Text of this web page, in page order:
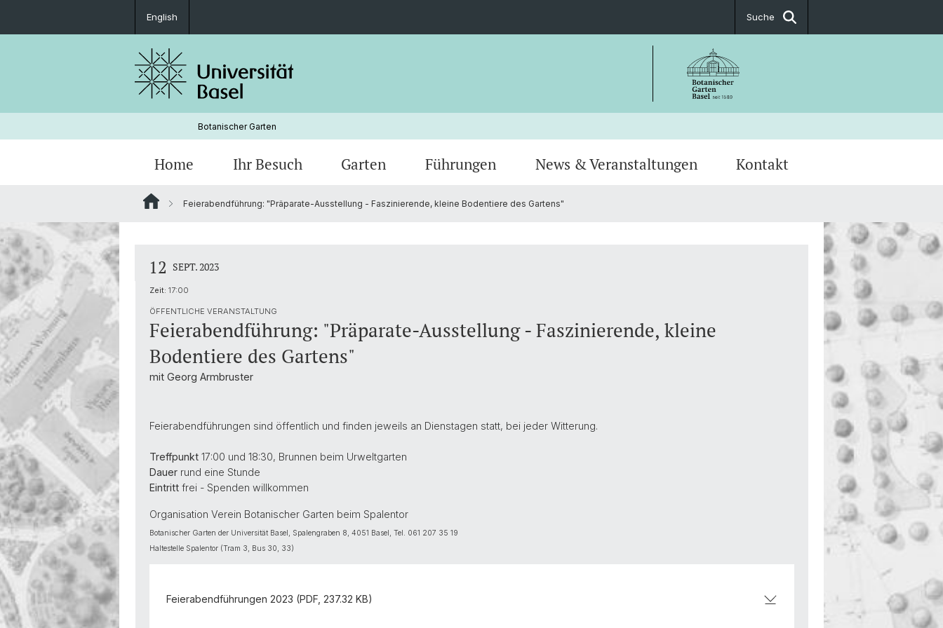
English Suche
Botanischer Garten
Home Ihr Besuch Garten Führungen News & Veranstaltungen Kontakt
Feierabendführung: "Präparate-Ausstellung - Faszinierende, kleine Bodentiere des Gartens"
12 SEPT. 2023
Zeit: 17:00
ÖFFENTLICHE VERANSTALTUNG
Feierabendführung: "Präparate-Ausstellung - Faszinierende, kleine
Bodentiere des Gartens"
mit Georg Armbruster
Feierabendführungen sind öffentlich und finden jeweils an Dienstagen statt, bei jeder Witterung.
Treffpunkt 17:00 und 18:30, Brunnen beim Urweltgarten
Dauer rund eine Stunde
Eintritt frei - Spenden willkommen
Organisation Verein Botanischer Garten beim Spalentor
Botanischer Garten der Universität Basel, Spalengraben 8, 4051 Basel, Tel. 061 207 35 19
Haltestelle Spalentor (Tram 3, Bus 30, 33)
Feierabendführungen 2023 (PDF, 237.32 KB)